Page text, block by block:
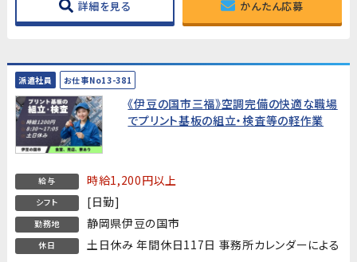
詳細を見る かんたん応募
派遣社員 お仕事No13-381
《伊豆の国市三福》空調完備の快適な職場
でプリント基板の組立・検査等の軽作業
給与 時給1,200円以上
シフト [日勤]
勤務地 静岡県伊豆の国市
休日 土日休み 年間休日117日 事務所カレンダーによる